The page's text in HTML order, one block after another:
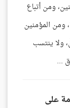
ومن أتباع
ومن المؤمنين
ولا ينتسب
...
على